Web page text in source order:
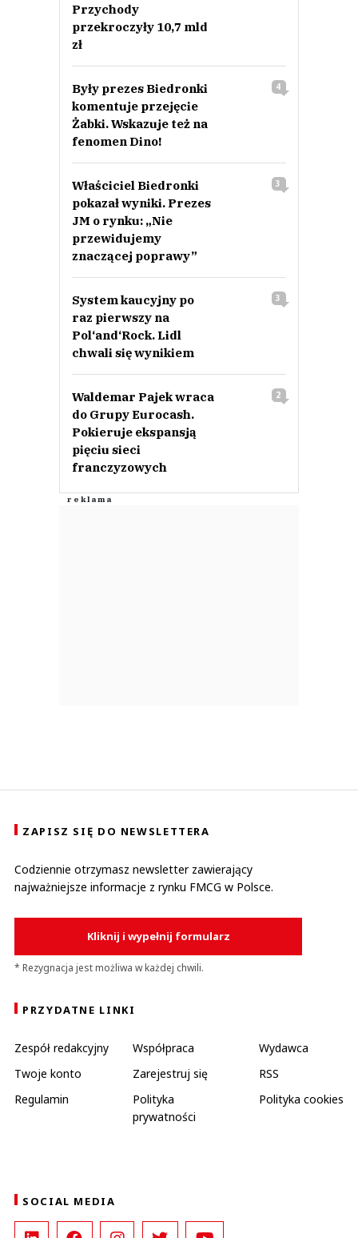
Przychody
przekroczyły 10,7 mld
zł
Były prezes Biedronki
komentuje przejęcie
Żabki. Wskazuje też na
fenomen Dino!
4
Właściciel Biedronki
pokazał wyniki. Prezes
JM o rynku: „Nie
przewidujemy
znaczącej poprawy”
3
System kaucyjny po
raz pierwszy na
Pol‘and‘Rock. Lidl
chwali się wynikiem
3
Waldemar Pajek wraca
do Grupy Eurocash.
Pokieruje ekspansją
pięciu sieci
franczyzowych
2
ZAPISZ SIĘ DO NEWSLETTERA
Codziennie otrzymasz newsletter zawierający
najważniejsze informacje z rynku FMCG w Polsce.
Kliknij i wypełnij formularz
* Rezygnacja jest możliwa w każdej chwili.
PRZYDATNE LINKI
Zespół redakcyjny Współpraca
Wydawca
Twoje konto
Zarejestruj się
RSS
Regulamin
Polityka
prywatności
Polityka cookies
SOCIAL MEDIA